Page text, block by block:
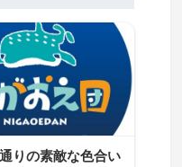
りの素敵な色合い